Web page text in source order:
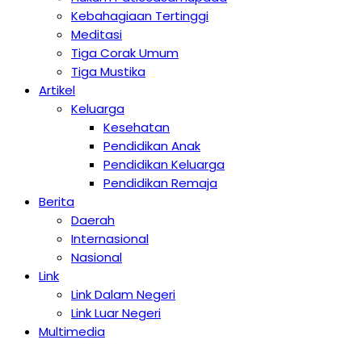
Kebahagiaan Tertinggi
Meditasi
Tiga Corak Umum
Tiga Mustika
Artikel
Keluarga
Kesehatan
Pendidikan Anak
Pendidikan Keluarga
Pendidikan Remaja
Berita
Daerah
Internasional
Nasional
Link
Link Dalam Negeri
Link Luar Negeri
Multimedia